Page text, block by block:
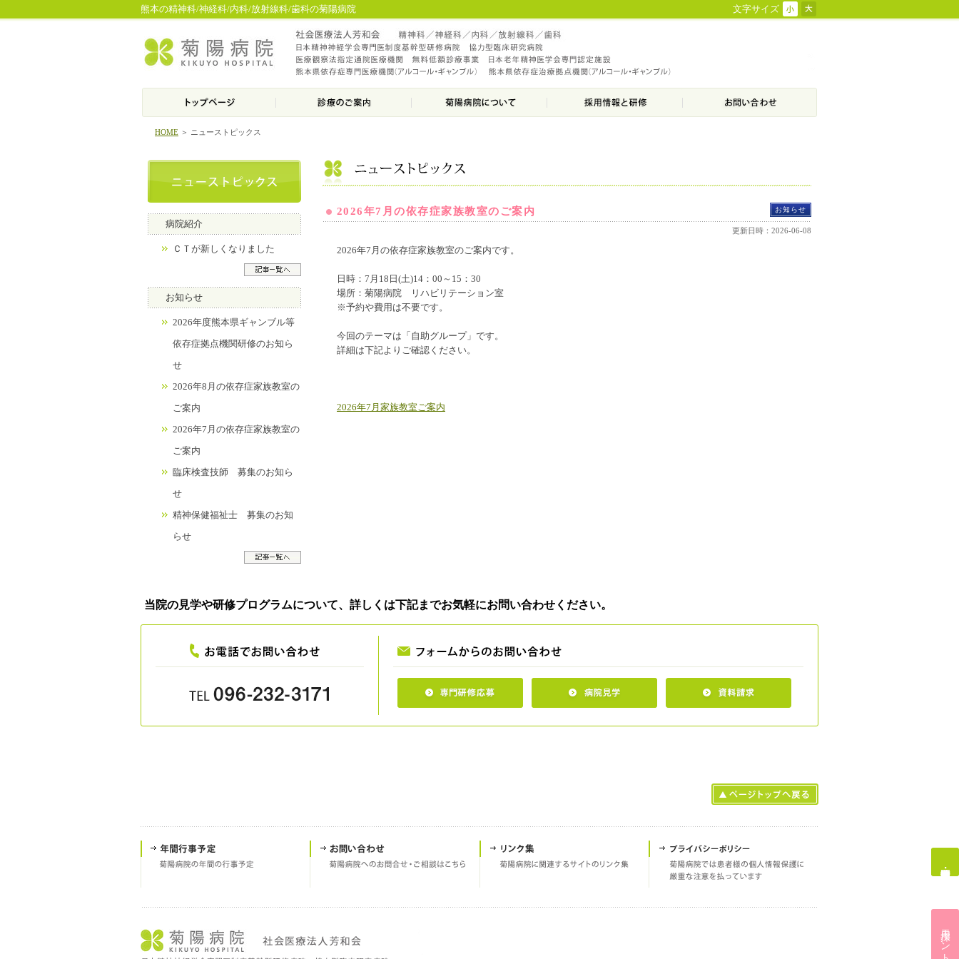
熊本の精神科/神経科/内科/放射線科/歯科の菊陽病院 文字サイズ
HOME ＞ ニューストピックス
採用エントリー
病院紹介
ＣＴが新しくなりました
お知らせ
2026年度熊本県ギャンブル等
依存症拠点機関研修のお知ら
せ
2026年8月の依存症家族教室の
ご案内
2026年7月の依存症家族教室の
ご案内
臨床検査技師 募集のお知ら
せ
精神保健福祉士 募集のお知
らせ
2026年7月の依存症家族教室のご案内 お知らせ
更新日時：2026-06-08
2026年7月の依存症家族教室のご案内です。
日時：7月18日(土)14：00～15：30
場所：菊陽病院 リハビリテーション室
※予約や費用は不要です。
今回のテーマは「自助グループ」です。
詳細は下記よりご確認ください。
2026年7月家族教室ご案内
当院の見学や研修プログラムについて、詳しくは下記までお気軽にお問い合わせください。